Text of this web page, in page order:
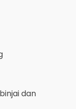
binjaidan